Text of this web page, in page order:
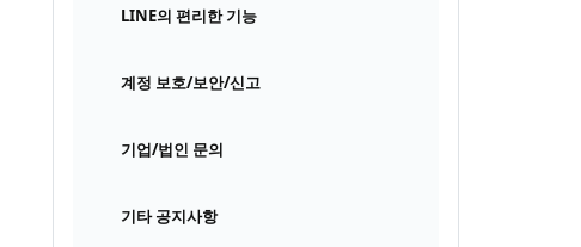
LINE의 편리한 기능
계정 보호/보안/신고
기업/법인 문의
기타 공지사항